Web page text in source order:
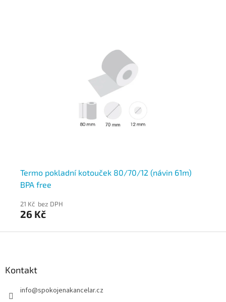
Termo pokladní kotouček 80/70/12 (návin 61m)
BPA free
21 Kč bez DPH
26 Kč
Kontakt
info@spokojenakancelar.cz